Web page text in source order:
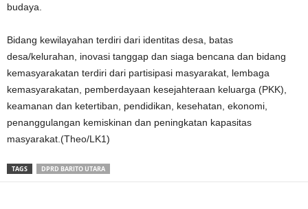
budaya.
Bidang kewilayahan terdiri dari identitas desa, batas
desa/kelurahan, inovasi tanggap dan siaga bencana dan bidang
kemasyarakatan terdiri dari partisipasi masyarakat, lembaga
kemasyarakatan, pemberdayaan kesejahteraan keluarga (PKK),
keamanan dan ketertiban, pendidikan, kesehatan, ekonomi,
penanggulangan kemiskinan dan peningkatan kapasitas
masyarakat.(Theo/LK1)
TAGS DPRD BARITO UTARA